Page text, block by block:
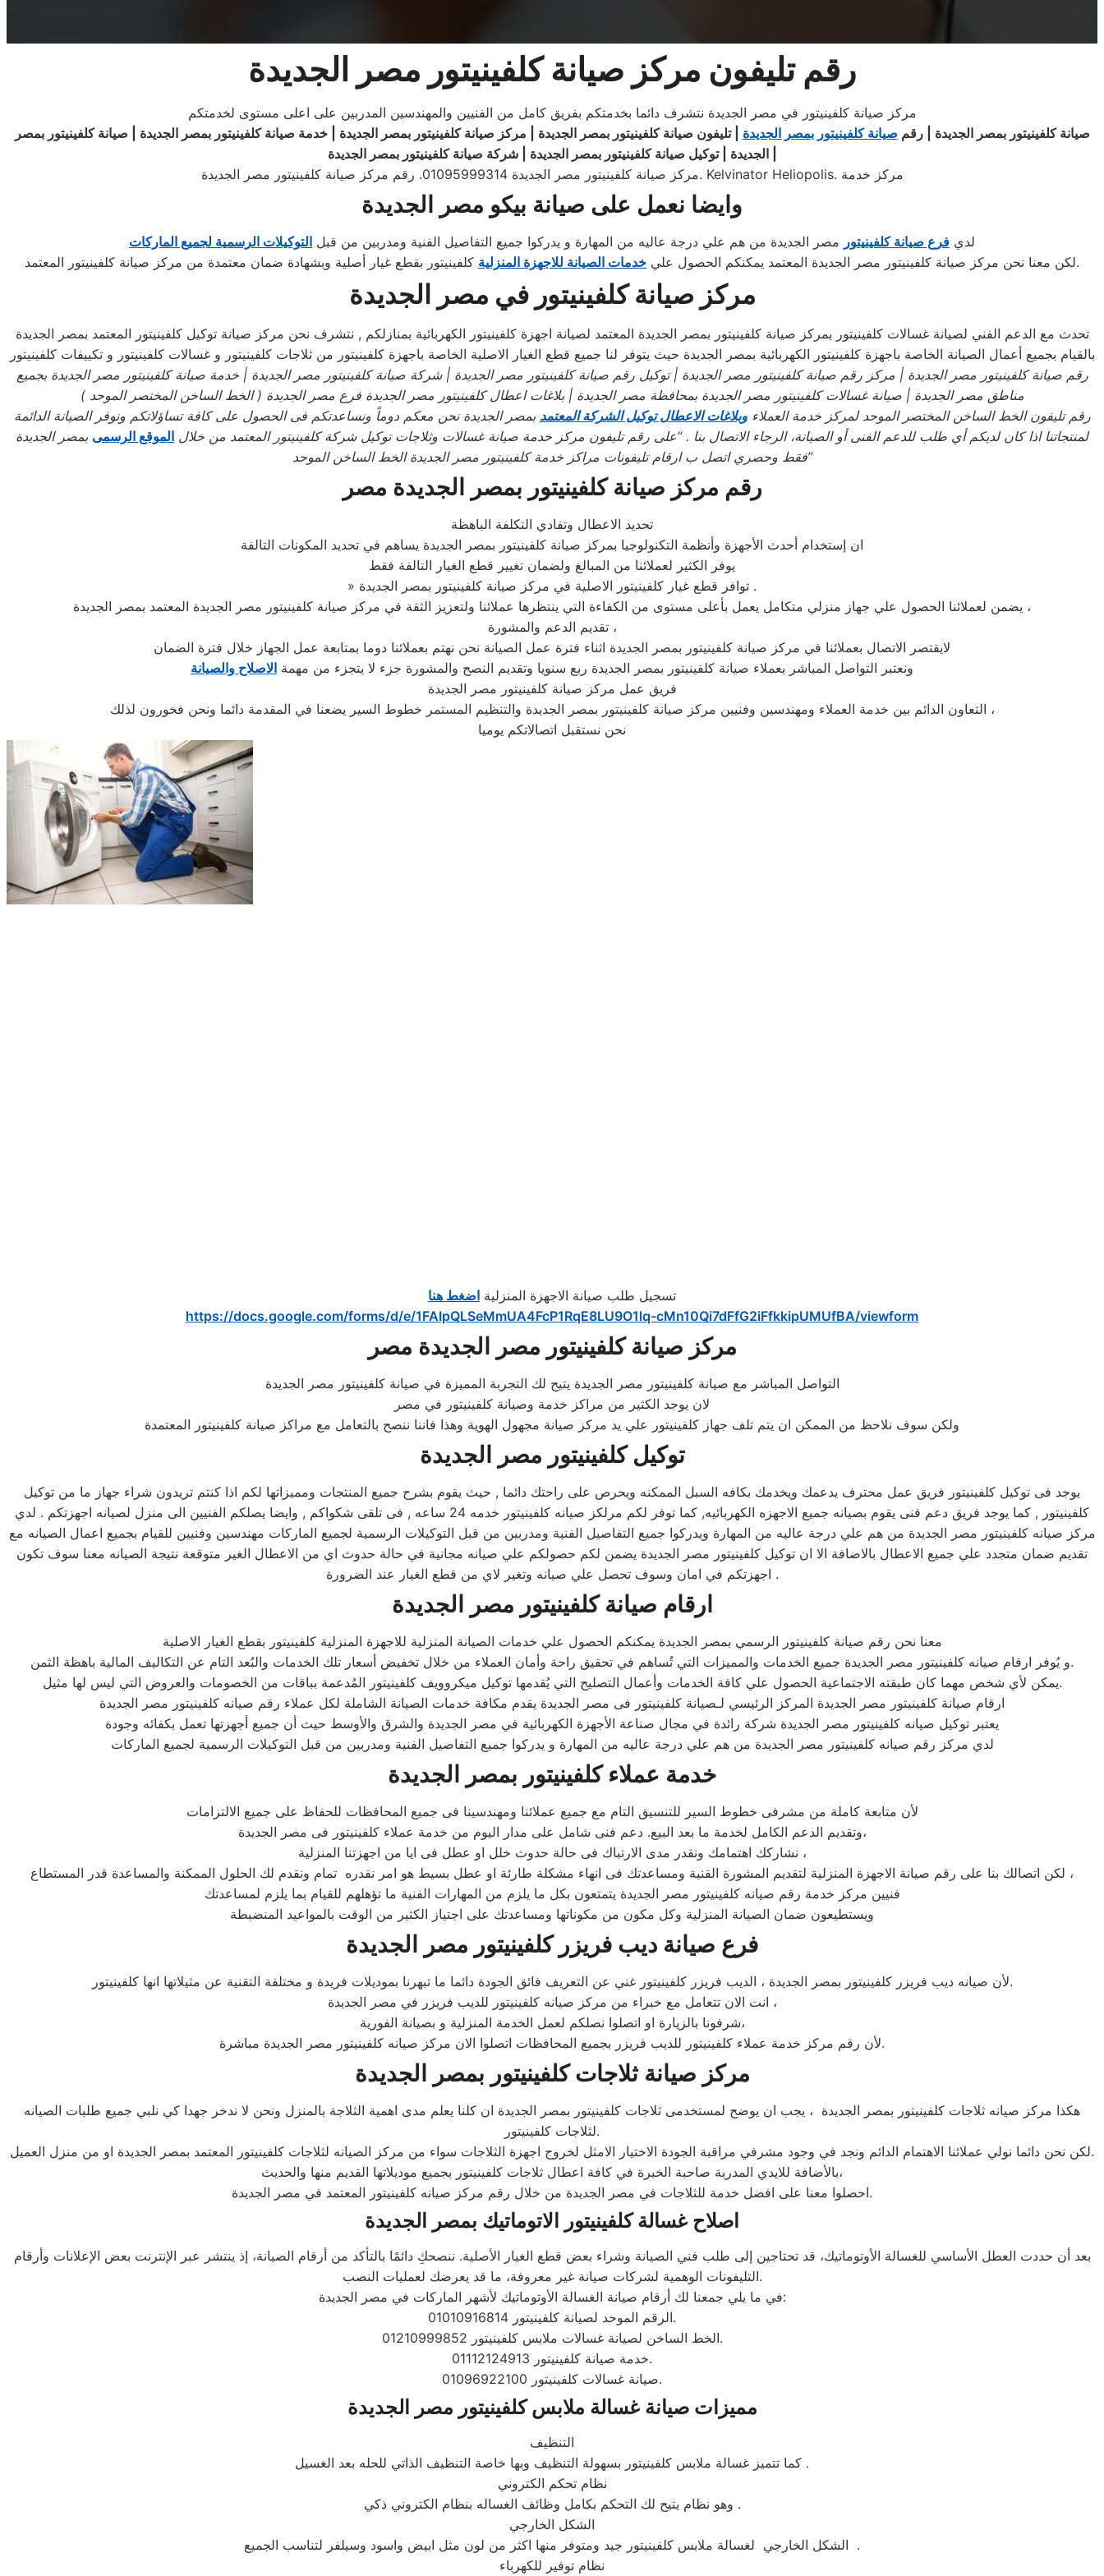
رقم تليفون مركز صيانة كلفينيتور مصر الجديدة
مركز صيانة كلفينيتور في مصر الجديدة نتشرف دائما بخدمتكم بفريق كامل من الفنيين والمهندسين المدربين على اعلى مستوى لخدمتكم
صيانة كلفينيتور بمصر الجديدة | رقم صيانة كلفينيتور بمصر الجديدة | تليفون صيانة كلفينيتور بمصر الجديدة | مركز صيانة كلفينيتور بمصر الجديدة | خدمة صيانة كلفينيتور بمصر الجديدة | صيانة كلفينيتور بمصر
الجديدة | توكيل صيانة كلفينيتور بمصر الجديدة |شركة صيانة كلفينيتور بمصر الجديدة
|
مركز صيانة كلفينيتور مصر الجديدة 01095999314. رقم مركز صيانة كلفينيتور مصر الجديدة. Kelvinator Heliopolis. مركز خدمة
وايضا نعمل على صيانة بيكو مصر الجديدة
لدي فرع صيانة كلفينيتور مصر الجديدة من هم علي درجة عاليه من المهارة و يدركوا جميع التفاصيل الفنية ومدربين من قبل التوكيلات الرسمية لجميع الماركات
لكن معنا نحن مركز صيانة كلفينيتور مصر الجديدة المعتمد يمكنكم الحصول علي خدمات الصيانة للاجهزة المنزلية كلفينيتور بقطع غيار أصلية وبشهادة ضمان معتمدة من مركز صيانة كلفينيتور المعتمد.
مركز صيانة كلفينيتور في مصر الجديدة
تحدث مع الدعم الفني لصيانة غسالات كلفينيتور بمركز صيانة كلفينيتور بمصر الجديدة المعتمد لصيانة اجهزة كلفينيتور الكهربائية بمنازلكم , نتشرف نحن مركز صيانة توكيل كلفينيتور المعتمد بمصر الجديدة
بالقيام بجميع أعمال الصيانة الخاصة باجهزة كلفينيتور الكهربائية بمصر الجديدة حيث يتوفر لنا جميع قطع الغيار الاصلية الخاصة باجهزة كلفينيتور من ثلاجات كلفينيتور و غسالات كلفينيتور و تكييفات كلفينيتور
رقم صيانة كلفينيتور مصر الجديدة| مركز رقم صيانة كلفينيتور مصر الجديدة| توكيل رقم صيانة كلفينيتور مصر الجديدة| شركة صيانة كلفينيتور مصر الجديدة| خدمة صيانة كلفينيتور مصر الجديدة بجميع
مناطق مصر الجديدة| صيانة غسالات كلفينيتور مصر الجديدة بمحافظة مصر الجديدة| بلاغات اعطال كلفينيتور مصر الجديدة فرع مصر الجديدة ( الخط الساخن المختصر الموحد)
رقم تليفون الخط الساخن المختصر الموحد لمركز خدمة العملاءوبلاغات الاعطال توكيل الشركة المعتمد بمصر الجديدة نحن معكم دوماً ونساعدتكم فى الحصول على كافة تساؤلاتكم ونوفر الصيانة الدائمة
لمنتجاتنا اذا كان لديكم أي طلب للدعم الفنى أو الصيانة، الرجاء الاتصال بنا . “على رقم تليفون مركز خدمة صيانة غسالات وثلاجات توكيل شركة كلفينيتور المعتمد من خلال الموقع الرسمى بمصر الجديدة
فقط وحصري اتصل ب ارقام تليفونات مراكز خدمة كلفينيتور مصر الجديدة الخط الساخن الموحد ”
رقم مركز صيانة كلفينيتور بمصر الجديدة مصر
تحديد الاعطال وتفادي التكلفة الباهظة
ان إستخدام أحدث الأجهزة وأنظمة التكنولوجيا بمركز صيانة كلفينيتور بمصر الجديدة يساهم في تحديد المكونات التالفة
يوفر الكثير لعملائنا من المبالغ ولضمان تغيير قطع الغيار التالفة فقط
» توافر قطع غيار كلفينيتور الاصلية في مركز صيانة كلفينيتور بمصر الجديدة .
يضمن لعملائنا الحصول علي جهاز منزلي متكامل يعمل بأعلى مستوى من الكفاءة التي ينتظرها عملائنا ولتعزيز الثقة في مركز صيانة كلفينيتور مصر الجديدة المعتمد بمصر الجديدة ،
تقديم الدعم والمشورة ،
لايقتصر الاتصال بعملائنا في مركز صيانة كلفينيتور بمصر الجديدة اثناء فترة عمل الصيانة نحن نهتم بعملائنا دوما بمتابعة عمل الجهاز خلال فترة الضمان
ونعتبر التواصل المباشر بعملاء صيانة كلفينيتور بمصر الجديدة ربع سنويا وتقديم النصح والمشورة جزء لا يتجزء من مهمة الاصلاح والصيانة
فريق عمل مركز صيانة كلفينيتور مصر الجديدة
التعاون الدائم بين خدمة العملاء ومهندسين وفنيين مركز صيانة كلفينيتور بمصر الجديدة والتنظيم المستمر خطوط السير يضعنا في المقدمة دائما ونحن فخورون لذلك ،
نحن نستقبل اتصالاتكم يوميا
تسجيل طلب صيانة الاجهزة المنزلية اضغط هنا
https://docs.google.com/forms/d/e/1FAIpQLSeMmUA4FcP1RqE8LU9O1lq-cMn10Qi7dFfG2iFfkkipUMUfBA/viewform
مركز صيانة كلفينيتور مصر الجديدة مصر
التواصل المباشر مع صيانة كلفينيتور مصر الجديدة يتيح لك التجربة المميزة في صيانة كلفينيتور مصر الجديدة
لان يوجد الكثير من مراكز خدمة وصيانة كلفينيتور في مصر
ولكن سوف نلاحظ من الممكن ان يتم تلف جهاز كلفينيتور علي يد مركز صيانة مجهول الهوية وهذا فاننا ننصح بالتعامل مع مراكز صيانة كلفينيتور المعتمدة
توكيل كلفينيتور مصر الجديدة
يوجد فى توكيل كلفينيتور فريق عمل محترف يدعمك ويخدمك بكافه السبل الممكنه ويحرص على راحتك دائما , حيث يقوم بشرح جميع المنتجات ومميزاتها لكم اذا كنتم تريدون شراء جهاز ما من توكيل
كلفينيتور , كما يوجد فريق دعم فنى يقوم بصيانه جميع الاجهزه الكهربائيه, كما توفر لكم مرلكز صيانه كلفينيتور خدمه 24 ساعه , فى تلقى شكواكم , وايضا يصلكم الفنيين الى منزل لصيانه اجهزتكم . لدي
مركز صيانه كلفينيتور مصر الجديدة من هم علي درجة عاليه من المهارة ويدركوا جميع التفاصيل الفنية ومدربين من قبل التوكيلات الرسمية لجميع الماركات مهندسين وفنيين للقيام بجميع اعمال الصيانه مع
تقديم ضمان متجدد علي جميع الاعطال بالاضافة الا ان توكيل كلفينيتور مصر الجديدة يضمن لكم حصولكم علي صيانه مجانية في حالة حدوث اي من الاعطال الغير متوقعة نتيجة الصيانه معنا سوف تكون
اجهزتكم في امان وسوف تحصل علي صيانه وتغير لاي من قطع الغيار عند الضرورة .
ارقام صيانة كلفينيتور مصر الجديدة
معنا نحن رقم صيانة كلفينيتور الرسمي بمصر الجديدة يمكنكم الحصول علي خدمات الصيانة المنزلية للاجهزة المنزلية كلفينيتور بقطع الغيار الاصلية
و يُوفر ارقام صيانه كلفينيتور مصر الجديدة جميع الخدمات والمميزات التي تُساهم في تحقيق راحة وأمان العملاء من خلال تخفيض أسعار تلك الخدمات والبُعد التام عن التكاليف المالية باهظة الثمن.
يمكن لأي شخص مهما كان طبقته الاجتماعية الحصول علي كافة الخدمات وأعمال التصليح التي يُقدمها توكيل ميكروويف كلفينيتور المُدعمة بباقات من الخصومات والعروض التي ليس لها مثيل.
ارقام صيانة كلفينيتور مصر الجديدة المركز الرئيسي لـصيانة كلفينيتور فى مصر الجديدة يقدم مكافة خدمات الصيانة الشاملة لكل عملاء رقم صيانه كلفينيتور مصر الجديدة
يعتبر توكيل صيانه كلفينيتور مصر الجديدة شركة رائدة في مجال صناعة الأجهزة الكهربائية في مصر الجديدة والشرق والأوسط حيث أن جميع أجهزتها تعمل بكفائه وجودة
لدي مركز رقم صيانه كلفينيتور مصر الجديدة من هم علي درجة عاليه من المهارة و يدركوا جميع التفاصيل الفنية ومدربين من قبل التوكيلات الرسمية لجميع الماركات
خدمة عملاء كلفينيتور بمصر الجديدة
لأن متابعة كاملة من مشرفى خطوط السير للتنسيق التام مع جميع عملائنا ومهندسينا فى جميع المحافظات للحفاظ على جميع الالتزامات
وتقديم الدعم الكامل لخدمة ما بعد البيع. دعم فنى شامل على مدار اليوم من خدمة عملاء كلفينيتور فى مصر الجديدة،
نشاركك اهتمامك ونقدر مدى الارتباك فى حالة حدوث خلل او عطل فى ايا من اجهزتنا المنزلية ،
لكن اتصالك بنا على رقم صيانة الاجهزة المنزلية لتقديم المشورة القنية ومساعدتك فى انهاء مشكلة طارئة او عطل بسيط هو امر نقدره تمام ونقدم لك الحلول الممكنة والمساعدة قدر المستطاع ،
فنيين مركز خدمة رقم صيانه كلفينيتور مصر الجديدة يتمتعون بكل ما يلزم من المهارات الفنية ما تؤهلهم للقيام بما يلزم لمساعدتك
ويستطيعون ضمان الصيانة المنزلية وكل مكون من مكوناتها ومساعدتك على اجتياز الكثير من الوقت بالمواعيد المنضبطة
فرع صيانة ديب فريزر كلفينيتور مصر الجديدة
لأن صيانه ديب فريزر كلفينيتور بمصر الجديدة ، الديب فريزر كلفينيتور غني عن التعريف فائق الجودة دائما ما تبهرنا بموديلات فريدة و مختلفة التقنية عن مثيلاتها انها كلفينيتور.
انت الان تتعامل مع خبراء من مركز صيانه كلفينيتور للديب فريزر في مصر الجديدة ،
شرفونا بالزيارة او اتصلوا نصلكم لعمل الخدمة المنزلية و بصيانة الفورية،
لأن رقم مركز خدمة عملاء كلفينيتور للديب فريزر بجميع المحافظات اتصلوا الان مركز صيانه كلفينيتور مصر الجديدة مباشرة.
مركز صيانة ثلاجات كلفينيتور بمصر الجديدة
هكذا مركز صيانه ثلاجات كلفينيتور بمصر الجديدة ، يجب ان يوضح لمستخدمى ثلاجات كلفينيتور بمصر الجديدة ان كلنا يعلم مدى اهمية الثلاجة بالمنزل ونحن لا ندخر جهدا كي نلبي جميع طلبات الصيانه
لثلاجات كلفينيتور.
لكن نحن دائما نولي عملائنا الاهتمام الدائم ونجد في وجود مشرفي مراقبة الجودة الاختيار الامثل لخروج اجهزة الثلاجات سواء من مركز الصيانه لثلاجات كلفينيتور المعتمد بمصر الجديدة او من منزل العميل.
بالأضافة للايدي المدربة صاحبة الخبرة في كافة اعطال ثلاجات كلفينيتور بجميع موديلاتها القديم منها والحديث،
احصلوا معنا على افضل خدمة للثلاجات في مصر الجديدة من خلال رقم مركز صيانه كلفينيتور المعتمد في مصر الجديدة.
اصلاح غسالة كلفينيتور الاتوماتيك بمصر الجديدة
بعد أن حددت العطل الأساسي للغسالة الأوتوماتيك، قد تحتاجين إلى طلب فني الصيانة وشراء بعض قطع الغيار الأصلية. ننصحكِ دائمًا بالتأكد من أرقام الصيانة، إذ ينتشر عبر الإنترنت بعض الإعلانات وأرقام
التليفونات الوهمية لشركات صيانة غير معروفة، ما قد يعرضك لعمليات النصب.
في ما يلي جمعنا لك أرقام صيانة الغسالة الأوتوماتيك لأشهر الماركات في مصر الجديدة:
الرقم الموحد لصيانة كلفينيتور 01010916814.
الخط الساخن لصيانة غسالات ملابس كلفينيتور 01210999852.
خدمة صيانة كلفينيتور 01112124913.
صيانة غسالات كلفينيتور 01096922100.
مميزات صيانة غسالة ملابس كلفينيتور مصر الجديدة
التنظيف
كما تتميز غسالة ملابس كلفينيتور بسهولة التنظيف وبها خاصة التنظيف الذاتي للحله بعد الغسيل .
نظام تحكم الكتروني
وهو نظام يتيح لك التحكم بكامل وظائف الغساله بنظام الكتروني ذكي .
الشكل الخارجي
الشكل الخارجي لغسالة ملابس كلفينيتور جيد ومتوفر منها اكثر من لون مثل ابيض واسود وسيلفر لتناسب الجميع .
نظام توفير للكهرباء